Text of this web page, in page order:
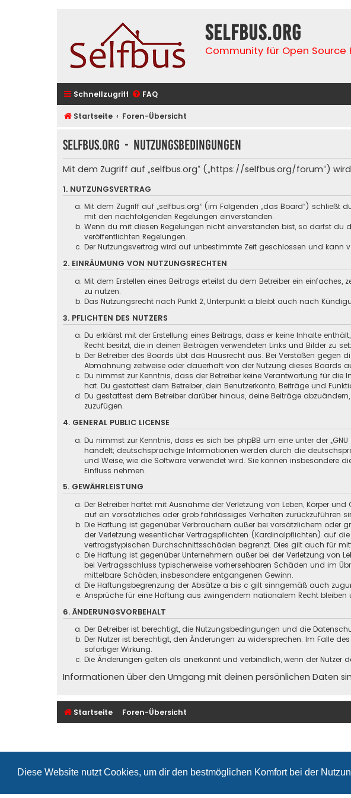
Diese Website nutzt Cookies, um dir den bestmöglichen Komfort bei der
selfbus.org
Community für Open Source
Schnellzugriff FAQ
Startseite Foren-Übersicht
selfbus.org - Nutzungsbedingungen
Mit dem Zugriff auf „selfbus.org“ („https://selfbus.org/forum“)
1. NUTZUNGSVERTRAG
Mit dem Zugriff auf „selfbus.org“ (im Folgenden „das Board“) schließt
mit den nachfolgenden Regelungen einverstanden.
Wenn du mit diesen Regelungen nicht einverstanden bist, so darfst du
veröffentlichten Regelungen.
Der Nutzungsvertrag wird auf unbestimmte Zeit geschlossen und kann
2. EINRÄUMUNG VON NUTZUNGSRECHTEN
Mit dem Erstellen eines Beitrags erteilst du dem Betreiber ein
zu nutzen.
Das Nutzungsrecht nach Punkt 2, Unterpunkt a bleibt auch nach
3. PFLICHTEN DES NUTZERS
Du erklärst mit der Erstellung eines Beitrags, dass er keine Inhalte
Recht besitzt, die in deinen Beiträgen verwendeten Links und Bilder zu
Der Betreiber des Boards übt das Hausrecht aus. Bei Verstößen
Abmahnung zeitweise oder dauerhaft von der Nutzung dieses Boards
Du nimmst zur Kenntnis, dass der Betreiber keine Verantwortung für
hat. Du gestattest dem Betreiber, dein Benutzerkonto, Beiträge und
Du gestattest dem Betreiber darüber hinaus, deine Beiträge
zuzufügen.
4. GENERAL PUBLIC LICENSE
Du nimmst zur Kenntnis, dass es sich bei phpBB um eine unter der „
handelt; deutschsprachige Informationen werden durch die
und Weise, wie die Software verwendet wird. Sie können insbesondere
Einfluss nehmen.
5. GEWÄHRLEISTUNG
Der Betreiber haftet mit Ausnahme der Verletzung von Leben, Körper
auf ein vorsätzliches oder grob fahrlässiges Verhalten zurückzuführen
Die Haftung ist gegenüber Verbrauchern außer bei vorsätzlichem oder
der Verletzung wesentlicher Vertragspflichten (Kardinalpflichten) auf
vertragstypischen Durchschnittsschäden begrenzt. Dies gilt auch für
Die Haftung ist gegenüber Unternehmern außer bei der Verletzung von
bei Vertragsschluss typischerweise vorhersehbaren Schäden und im
mittelbare Schäden, insbesondere entgangenen Gewinn.
Die Haftungsbegrenzung der Absätze a bis c gilt sinngemäß auch
Ansprüche für eine Haftung aus zwingendem nationalem Recht bleiben
6. ÄNDERUNGSVORBEHALT
Der Betreiber ist berechtigt, die Nutzungsbedingungen und die
Der Nutzer ist berechtigt, den Änderungen zu widersprechen. Im Falle
sofortiger Wirkung.
Die Änderungen gelten als anerkannt und verbindlich, wenn der Nutzer
Informationen über den Umgang mit deinen persönlichen Daten
Startseite Foren-Übersicht